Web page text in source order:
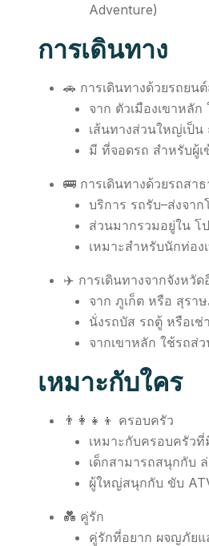
Adventure)
การเดินทาง
🚗 การเดินทางด้วยรถยน
จาก ตัวเมืองเขาหลั
เส้นทางส่วนใหญ่เป็
มี ที่จอดรถ สำหรับผู้เ
🚌 การเดินทางด้วยรถสา
บริการ รถรับ–ส่งจา
ส่วนมากรวมอยู่ใน โ
เหมาะสำหรับนักท่อ
✈️ การเดินทางจากจังหวัด
จาก ภูเก็ต หรือ สุรา
นั่งรถบัส รถตู้ หรือเช่
จากเขาหลัก ใช้รถส่
เหมาะกับใคร
👨‍👩‍👧‍👦 ครอบครัว
เหมาะกับครอบครัว
เด็กสามารถสนุกกับ
ผู้ใหญ่สนุกกับ ขับ
💑 คู่รัก
คู่รักที่อยาก ผจญภัย